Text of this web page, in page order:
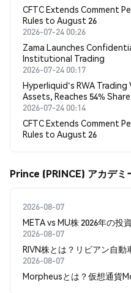
CFTC Extends Comment
Rules to August 26
2026-07-24 00:26
Zama Launches
Institutional Trading
2026-07-24 00:17
Hyperliquid's RWA
Assets, Reaches 54% Share
2026-07-24 00:14
CFTC Extends Comment
Rules to August 26
Prince (PRINCE) アカデミ
2026-08-07
META vs MU株 2026年の投
2026-08-07
RIVN株とは？リビアン自
2026-08-07
Morpheusとは？仮想通貨